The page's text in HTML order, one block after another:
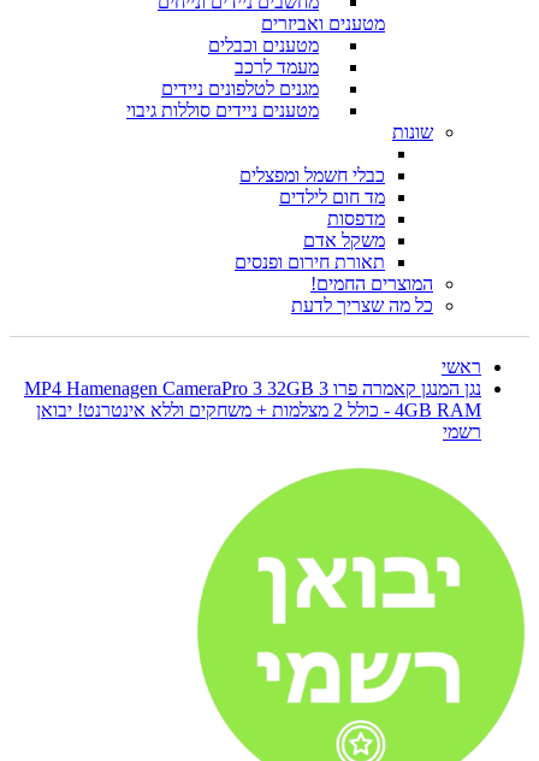
מטענים ואביזרים
מטענים וכבלים
מעמד לרכב
מגנים לטלפונים ניידים
מטענים ניידים סוללות גיבוי
שונות
כבלי חשמל ומפצלים
מד חום לילדים
מדפסות
משקל אדם
תאורת חירום ופנסים
המוצרים החמים!
כל מה שצריך לדעת
ראשי
נגן המנגן קאמרה פרו 3 MP4 Hamenagen CameraPro 3 32GB
4GB RAM - כולל 2 מצלמות + משחקים וללא אינטרנט! יבואן
רשמי